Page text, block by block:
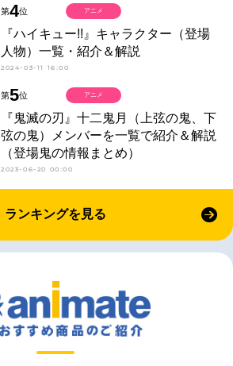
第4位
『ハイキュー!!』キャラクター（登場
人物）一覧・紹介＆解説
2024-03-11 16:00
アニメ
第5位
『鬼滅の刃』十二鬼月（上弦の鬼、下
弦の鬼）メンバーを一覧で紹介＆解説
（登場鬼の情報まとめ）
2023-06-20 00:00
アニメ
ランキングを見る